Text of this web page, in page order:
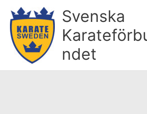
innehåll
Svenska
ndet